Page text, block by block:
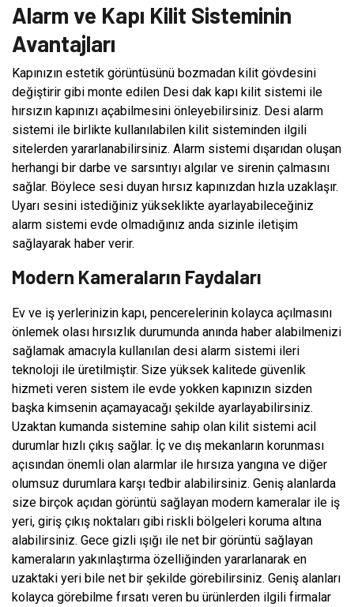
Alarm ve Kapı Kilit Sisteminin
Avantajları
Kapınızın estetik görüntüsünü bozmadan kilit gövdesini
değiştirir gibi monte edilen Desi dak kapı kilit sistemi ile
hırsızın kapınızı açabilmesini önleyebilirsiniz. Desi alarm
sistemi ile birlikte kullanılabilen kilit sisteminden ilgili
sitelerden yararlanabilirsiniz. Alarm sistemi dışarıdan oluşan
herhangi bir darbe ve sarsıntıyı algılar ve sirenin çalmasını
sağlar. Böylece sesi duyan hırsız kapınızdan hızla uzaklaşır.
Uyarı sesini istediğiniz yükseklikte ayarlayabileceğiniz
alarm sistemi evde olmadığınız anda sizinle iletişim
sağlayarak haber verir.
Modern Kameraların Faydaları
Ev ve iş yerlerinizin kapı, pencerelerinin kolayca açılmasını
önlemek olası hırsızlık durumunda anında haber alabilmenizi
sağlamak amacıyla kullanılan desi alarm sistemi ileri
teknoloji ile üretilmiştir. Size yüksek kalitede güvenlik
hizmeti veren sistem ile evde yokken kapınızın sizden
başka kimsenin açamayacağı şekilde ayarlayabilirsiniz.
Uzaktan kumanda sistemine sahip olan kilit sistemi acil
durumlar hızlı çıkış sağlar. İç ve dış mekanların korunması
açısından önemli olan alarmlar ile hırsıza yangına ve diğer
olumsuz durumlara karşı tedbir alabilirsiniz. Geniş alanlarda
size birçok açıdan görüntü sağlayan modern kameralar ile iş
yeri, giriş çıkış noktaları gibi riskli bölgeleri koruma altına
alabilirsiniz. Gece gizli ışığı ile net bir görüntü sağlayan
kameraların yakınlaştırma özelliğinden yararlanarak en
uzaktaki yeri bile net bir şekilde görebilirsiniz. Geniş alanları
kolayca görebilme fırsatı veren bu ürünlerden ilgili firmalar